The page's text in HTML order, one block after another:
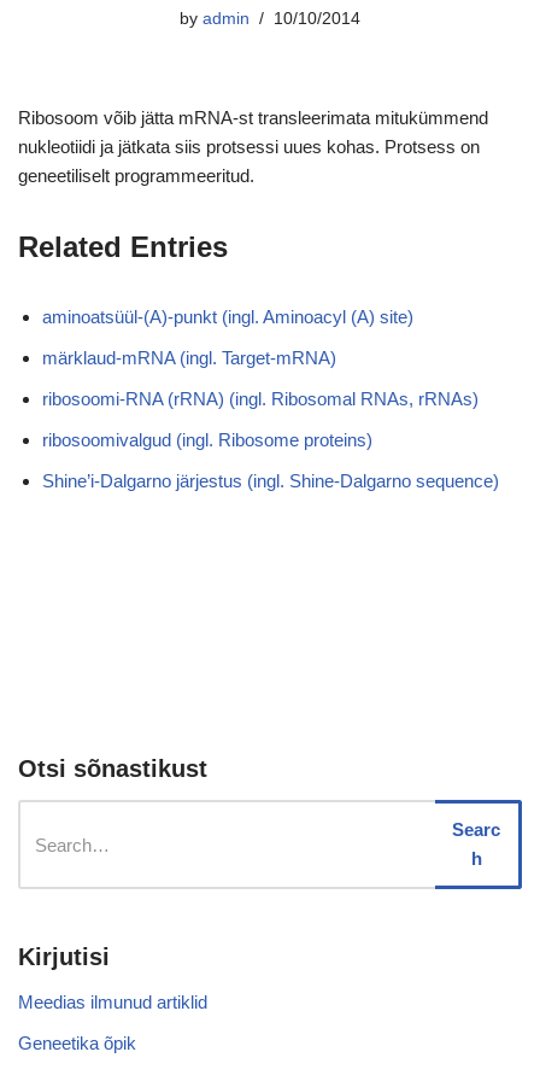
by admin 10/10/2014
Ribosoom võib jätta mRNA-st transleerimata mitukümmend
nukleotiidi ja jätkata siis protsessi uues kohas. Protsess on
geneetiliselt programmeeritud.
Related Entries
aminoatsüül-(A)-punkt (ingl. Aminoacyl (A) site)
märklaud-mRNA (ingl. Target-mRNA)
ribosoomi-RNA (rRNA) (ingl. Ribosomal RNAs, rRNAs)
ribosoomivalgud (ingl. Ribosome proteins)
Shine’i-Dalgarno järjestus (ingl. Shine-Dalgarno sequence)
Otsi sõnastikust
Searc
h
Kirjutisi
Meedias ilmunud artiklid
Geneetika õpik